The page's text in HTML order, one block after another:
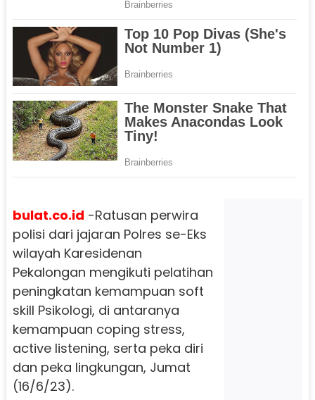
bulat.co.id -Ratusan perwira
polisi dari jajaran Polres se-Eks
wilayah Karesidenan
Pekalongan mengikuti pelatihan
peningkatan kemampuan soft
skill Psikologi, di antaranya
kemampuan coping stress,
active listening, serta peka diri
dan peka lingkungan, Jumat
(16/6/23).